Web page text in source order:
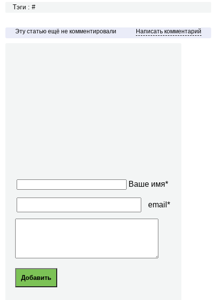
Тэги : #
Эту статью ещё не комментировали Написать комментарий
Ваше имя*
email*